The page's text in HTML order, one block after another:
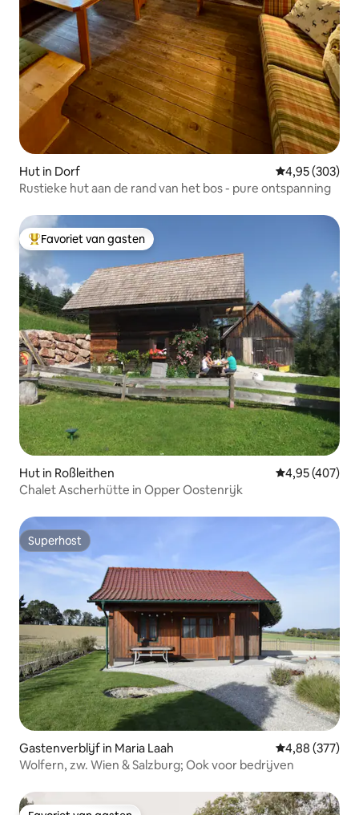
Hut in Dorf Gemiddelde
4,95 (303)
Rustieke hut aan de rand van het bos - pure ontspanning
Topfavoriet van gasten
Favoriet van gasten
Hut in Roßleithen Gemiddelde
4,95 (407)
Chalet Ascherhütte in Opper Oostenrijk
Superhost
Superhost
Gastenverblijf in Maria Laah Gemiddelde
4,88 (377)
Wolfern, zw. Wien & Salzburg; Ook voor bedrijven